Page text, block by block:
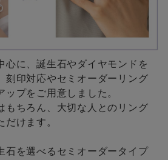
心に、誕生石やダイヤモンドを
刻印対応やセミオーダーリング
ップをご用意しました。
もちろん、大切な人とのリング
だけます。
石を選べるセミオーダータイプ